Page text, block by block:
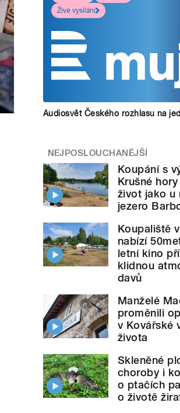
Živé vysílání
Audiosvět Českého rozhlasu na
NEJPOSLOUCHANĚJŠÍ
Koupání s
Krušné
život jako u
jezero
Koupaliště
nabízí
letní kino
klidnou
davů
Manželé
proměnili
v Kovářské
života
Skleněné
choroby i
o ptačích
o životě